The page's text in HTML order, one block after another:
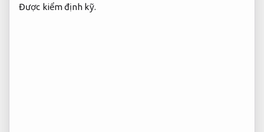
Được kiểm định kỹ.